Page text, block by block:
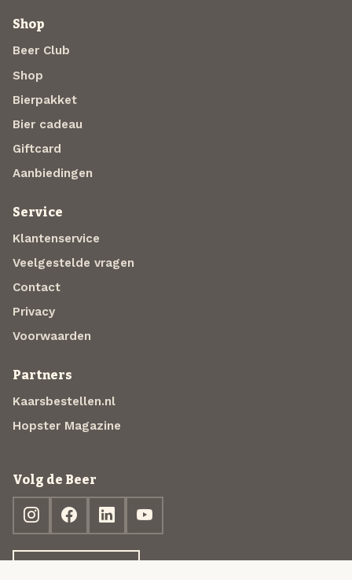
Shop
Beer Club
Shop
Bierpakket
Bier cadeau
Giftcard
Aanbiedingen
Service
Klantenservice
Veelgestelde vragen
Contact
Privacy
Voorwaarden
Partners
Kaarsbestellen.nl
Hopster Magazine
Volg de Beer